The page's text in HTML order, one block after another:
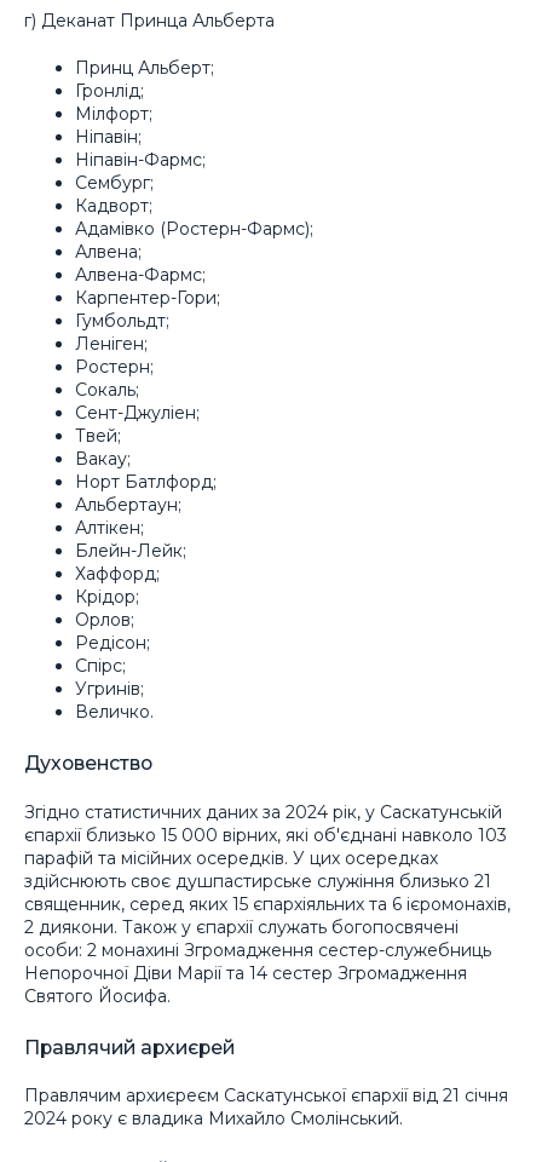
г) Деканат Принца Альберта
Принц Альберт;
Гронлід;
Мілфорт;
Ніпавін;
Ніпавін-Фармс;
Сембург;
Кадворт;
Адамівко (Ростерн-Фармс);
Алвена;
Алвена-Фармс;
Карпентер-Гори;
Гумбольдт;
Леніген;
Ростерн;
Сокаль;
Сент-Джуліен;
Твей;
Вакау;
Норт Батлфорд;
Альбертаун;
Алтікен;
Блейн-Лейк;
Хаффорд;
Крідор;
Орлов;
Редісон;
Спірс;
Угринів;
Величко.
Духовенство
Згідно статистичних даних за 2024 рік, у Саскатунській
єпархії близько 15 000 вірних, які об'єднані навколо 103
парафій та місійних осередків. У цих осередках
здійснюють своє душпастирське служіння близько 21
священник, серед яких 15 єпархіяльних та 6 ієромонахів,
2 диякони. Також у єпархії служать богопосвячені
особи: 2 монахині Згромадження сестер-служебниць
Непорочної Діви Марії та 14 сестер Згромадження
Святого Йосифа.
Правлячий архиєрей
Правлячим архиєреєм Саскатунської єпархії від 21 січня
2024 року є владика Михайло Смолінський.